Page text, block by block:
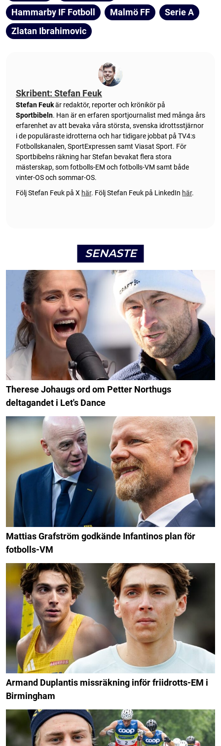
Hammarby IF Fotboll Malmö FF
Serie A
Zlatan Ibrahimovic
Skribent: Stefan Feuk
Stefan Feukär redaktör, reporter och krönikör på
Sportbibeln. Han är en erfaren sportjournalist med många års
erfarenhet av att bevaka våra största, svenska idrottsstjärnor
i de populäraste idrotterna och har tidigare jobbat på TV4:s
Fotbollskanalen, SportExpressen samt Viasat Sport. För
Sportbibelns räkning har Stefan bevakat flera stora
mästerskap, som fotbolls-EM och fotbolls-VM samt både
vinter-OS och sommar-OS.
Följ Stefan Feuk på X här. Följ Stefan Feuk på LinkedIn här.
SENASTE
Therese Johaugs ord om Petter Northugs
deltagandet i Let's Dance
Mattias Grafström godkände Infantinos plan för
fotbolls-VM
Armand Duplantis missräkning inför friidrotts-EM i
Birmingham